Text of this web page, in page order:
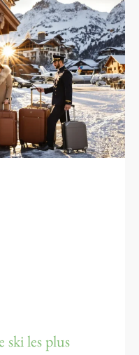
ski les plus